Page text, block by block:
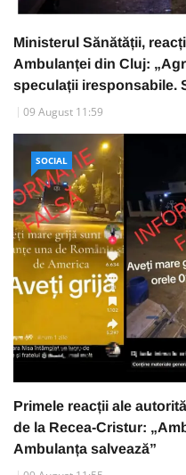
Ministerul Sănătății,
Ambulanței din Cluj:
speculații iresponsabile.
09 August 11:59
SOCIAL
Primele reacții ale
de la Recea-Cristur:
Ambulanța salvează”